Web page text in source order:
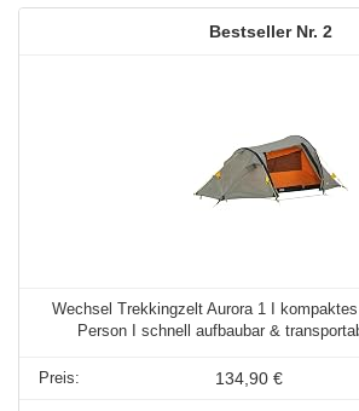
2
Wechsel Trekkingzelt Aurora 1 I
Person I schnell aufbaubar &
134,90 €